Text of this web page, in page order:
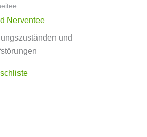
Nerventee
und